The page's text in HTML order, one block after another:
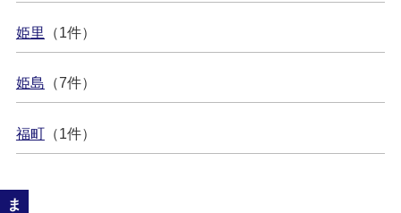
姫里 （1件）
姫島 （7件）
福町（1件）
ま